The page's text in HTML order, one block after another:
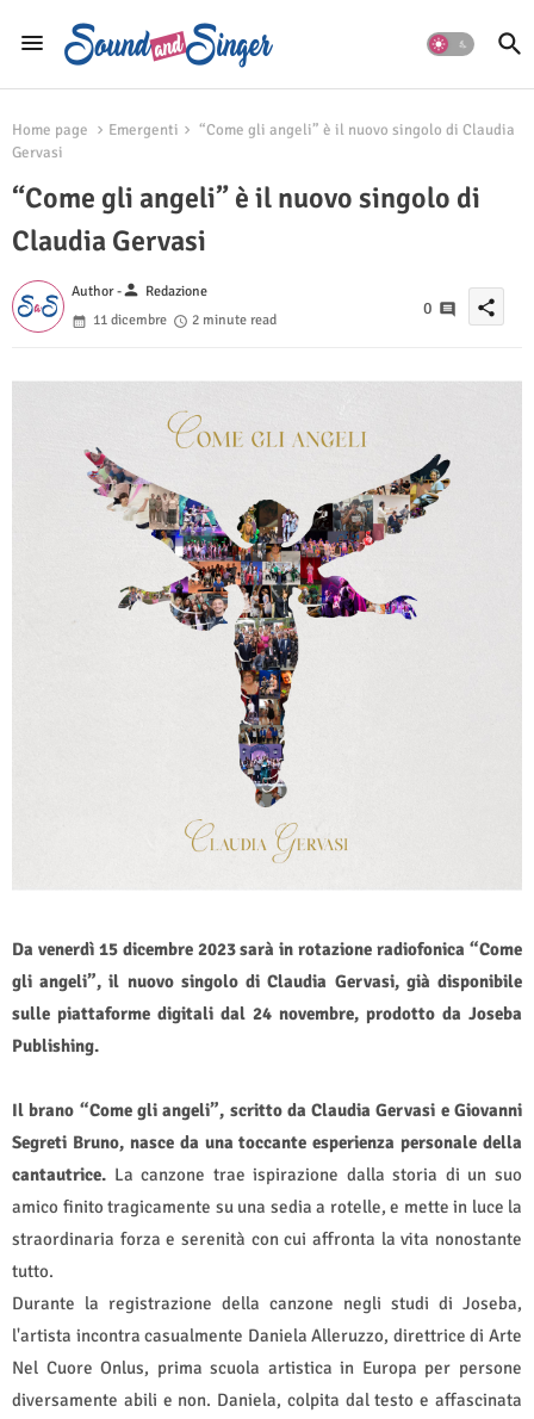
Home page Emergenti
“Come gli angeli” è il nuovo singolo di Claudia
Gervasi
“Come gli angeli” è il nuovo singolo di
Claudia Gervasi
Author -person Redazione
11 dicembre
2 minute read
0 share
Da venerdì 15 dicembre 2023 sarà in rotazione radiofonica “Come
gli angeli”, il nuovo singolo di Claudia Gervasi, già disponibile
sulle piattaforme digitali dal 24 novembre, prodotto da Joseba
Publishing.
Il brano “Come gli angeli”, scritto da Claudia Gervasi e Giovanni
Segreti Bruno, nasce da una toccante esperienza personale della
cantautrice. La canzone trae ispirazione dalla storia di un suo
amico finito tragicamente su una sedia a rotelle, e mette in luce la
straordinaria forza e serenità con cui affronta la vita nonostante
tutto.
Durante la registrazione della canzone negli studi di Joseba,
l'artista incontra casualmente Daniela Alleruzzo, direttrice di Arte
Nel Cuore Onlus, prima scuola artistica in Europa per persone
diversamente abili e non. Daniela, colpita dal testo e affascinata